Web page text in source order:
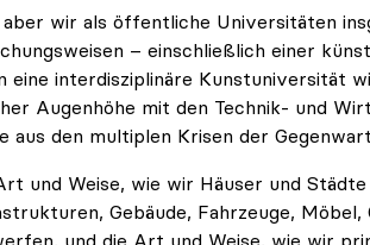
aber wir als öffentliche Universitäten
– einschließlich einer
eine interdisziplinäre Kunstuniversität
Augenhöhe mit den Technik- und
aus den multiplen Krisen der
und Weise, wie wir Häuser und
Gebäude, Fahrzeuge,
und die Art und Weise, wie wir